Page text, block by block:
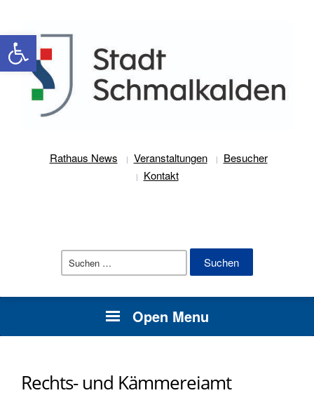
Werkzeugleiste öffnen
Rathaus News Veranstaltungen
Besucher
Kontakt
Suchen
Open Menu
Rechts- und Kämmereiamt